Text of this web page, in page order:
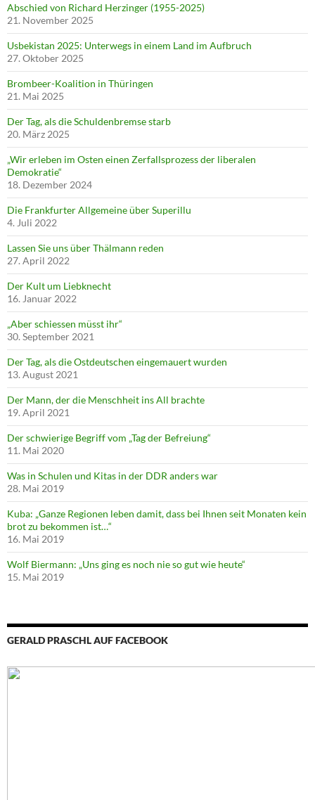
Abschied von Richard Herzinger (1955-2025)
21. November 2025
Usbekistan 2025: Unterwegs in einem Land im Aufbruch
27. Oktober 2025
Brombeer-Koalition in Thüringen
21. Mai 2025
Der Tag, als die Schuldenbremse starb
20. März 2025
„Wir erleben im Osten einen Zerfallsprozess der liberalen
Demokratie“
18. Dezember 2024
Die Frankfurter Allgemeine über Superillu
4. Juli 2022
Lassen Sie uns über Thälmann reden
27. April 2022
Der Kult um Liebknecht
16. Januar 2022
„Aber schiessen müsst ihr“
30. September 2021
Der Tag, als die Ostdeutschen eingemauert wurden
13. August 2021
Der Mann, der die Menschheit ins All brachte
19. April 2021
Der schwierige Begriff vom „Tag der Befreiung“
11. Mai 2020
Was in Schulen und Kitas in der DDR anders war
28. Mai 2019
Kuba: „Ganze Regionen leben damit, dass bei Ihnen seit Monaten kein
brot zu bekommen ist…“
16. Mai 2019
Wolf Biermann: „Uns ging es noch nie so gut wie heute“
15. Mai 2019
GERALD PRASCHL AUF FACEBOOK